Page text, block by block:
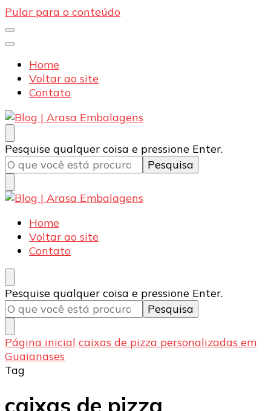
Pular para o conteúdo
Home
Voltar ao site
Contato
Blog | Arasa Embalagens
Confira conteúdos sobre embalagens para pizzas,
doces e salgados. Tudo para seu comércio com a
qualidade Arasa. Leia nossos conteúdos!
Procurando
algo?
Pesquise qualquer coisa e pressione Enter.
Blog | Arasa Embalagens
Confira conteúdos sobre embalagens para pizzas,
doces e salgados. Tudo para seu comércio com a
qualidade Arasa. Leia nossos conteúdos!
Home
Voltar ao site
Contato
Procurando
algo?
Pesquise qualquer coisa e pressione Enter.
Página inicial caixas de pizza personalizadas em
Guaianases
Tag
caixas de pizza